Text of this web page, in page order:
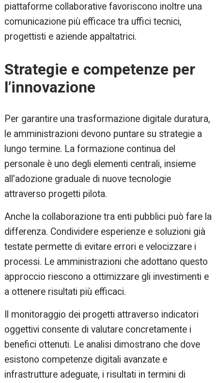
piattaforme collaborative favoriscono inoltre una
comunicazione più efficace tra uffici tecnici,
progettisti e aziende appaltatrici.
Strategie e competenze per
l’innovazione
Per garantire una trasformazione digitale duratura,
le amministrazioni devono puntare su strategie a
lungo termine. La formazione continua del
personale è uno degli elementi centrali, insieme
all’adozione graduale di nuove tecnologie
attraverso progetti pilota.
Anche la collaborazione tra enti pubblici può fare la
differenza. Condividere esperienze e soluzioni già
testate permette di evitare errori e velocizzare i
processi. Le amministrazioni che adottano questo
approccio riescono a ottimizzare gli investimenti e
a ottenere risultati più efficaci.
Il monitoraggio dei progetti attraverso indicatori
oggettivi consente di valutare concretamente i
benefici ottenuti. Le analisi dimostrano che dove
esistono competenze digitali avanzate e
infrastrutture adeguate, i risultati in termini di